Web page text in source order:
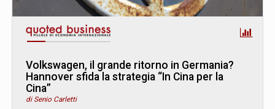
Volkswagen, il grande ritorno in Germania?
Hannover sfida la strategia “In Cina per la
Cina”
di Senio Carletti